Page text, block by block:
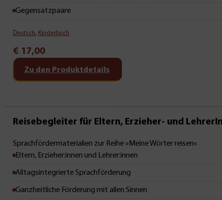
Gegensatzpaare
Deutsch, Kinderbuch
€ 17,00
Zu den Produktdetails
Reisebegleiter für Eltern, Erzieher- und
Sprachfördermaterialien zur Reihe »Meine Wörter reisen«
Eltern, Erzieher:innen und Lehrer:innen
Alltagsintegrierte Sprachförderung
Ganzheitliche Förderung mit allen Sinnen